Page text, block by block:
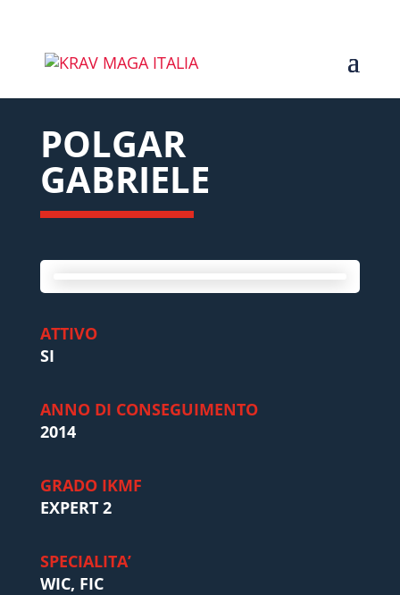
POLGAR
GABRIELE
ATTIVO
SI
ANNO DI CONSEGUIMENTO
2014
GRADO IKMF
EXPERT 2
SPECIALITA’
WIC, FIC